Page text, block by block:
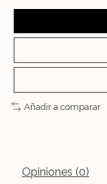
Añadir a comparar
Opiniones (0)